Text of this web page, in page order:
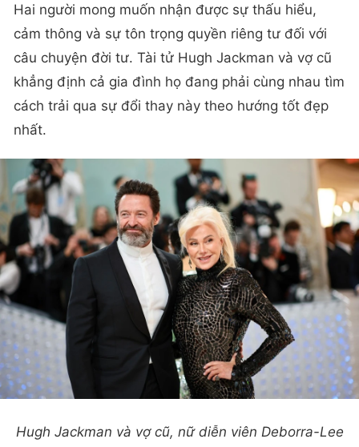
Hai người mong muốn nhận được sự thấu hiểu,
cảm thông và sự tôn trọng quyền riêng tư đối với
câu chuyện đời tư. Tài tử Hugh Jackman và vợ cũ
khẳng định cả gia đình họ đang phải cùng nhau tìm
cách trải qua sự đổi thay này theo hướng tốt đẹp
nhất.
Hugh Jackman và vợ cũ, nữ diễn viên Deborra-Lee